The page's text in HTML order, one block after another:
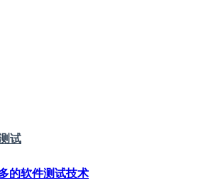
试
的软件测试技术